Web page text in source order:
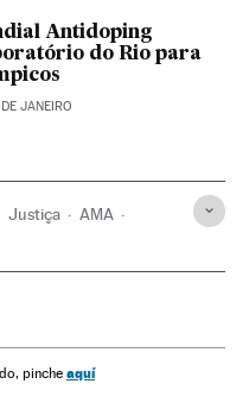
Antidoping
do Rio para
JANEIRO
Justiça AMA
pinche aquí